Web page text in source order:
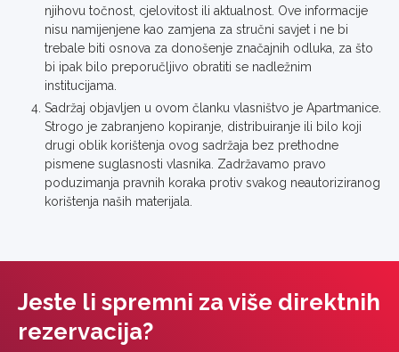
njihovu točnost, cjelovitost ili aktualnost. Ove informacije
nisu namijenjene kao zamjena za stručni savjet i ne bi
trebale biti osnova za donošenje značajnih odluka, za što
bi ipak bilo preporučljivo obratiti se nadležnim
institucijama.
Sadržaj objavljen u ovom članku vlasništvo je Apartmanice.
Strogo je zabranjeno kopiranje, distribuiranje ili bilo koji
drugi oblik korištenja ovog sadržaja bez prethodne
pismene suglasnosti vlasnika. Zadržavamo pravo
poduzimanja pravnih koraka protiv svakog neautoriziranog
korištenja naših materijala.
Jeste li spremni za više direktnih
rezervacija?